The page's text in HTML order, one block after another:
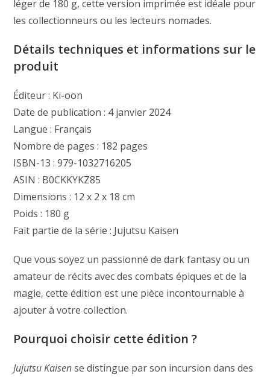
léger de 180 g, cette version imprimée est idéale pour
les collectionneurs ou les lecteurs nomades.
Détails techniques et informations sur le
produit
Éditeur : Ki-oon
Date de publication : 4 janvier 2024
Langue : Français
Nombre de pages : 182 pages
ISBN-13 : 979-1032716205
ASIN : B0CKKYKZ85
Dimensions : 12 x 2 x 18 cm
Poids : 180 g
Fait partie de la série : Jujutsu Kaisen
Que vous soyez un passionné de dark fantasy ou un
amateur de récits avec des combats épiques et de la
magie, cette édition est une pièce incontournable à
ajouter à votre collection.
Pourquoi choisir cette édition ?
Jujutsu Kaisense distingue par son incursion dans des